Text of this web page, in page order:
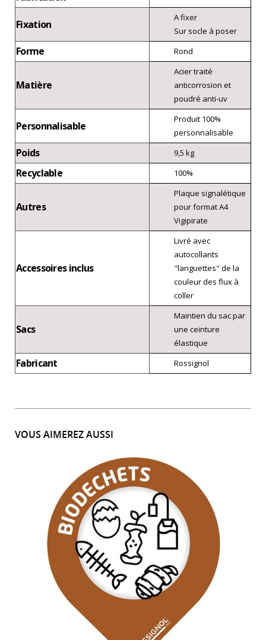
Fixation
A fixer
Sur socle à poser
Forme Rond
Matière
Acier traité
anticorrosion et
poudré anti-uv
Personnalisable
Produit 100%
personnalisable
Poids 9,5 kg
Recyclable 100%
Autres
Plaque signalétique
pour format A4
Vigipirate
Accessoires inclus
Livré avec
autocollants
"languettes" de la
couleur des flux à
coller
Sacs
Maintien du sac par
une ceinture
élastique
Fabricant Rossignol
VOUS AIMEREZ AUSSI